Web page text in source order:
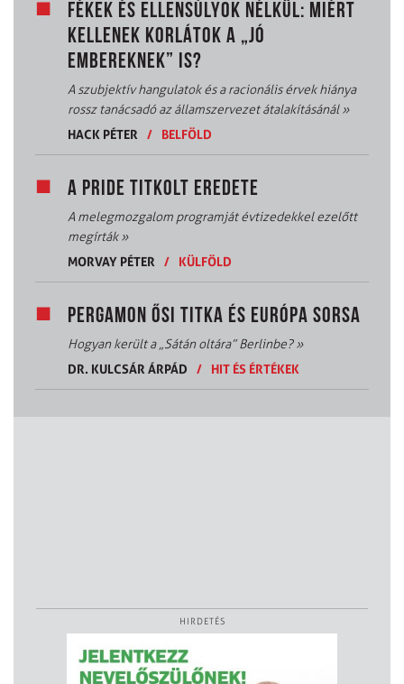
FÉKEK ÉS ELLENSÚLYOK NÉLKÜL: MIÉRT
KELLENEK KORLÁTOK A „JÓ
EMBEREKNEK” IS?
A szubjektív hangulatok és a racionális érvek hiánya
rossz tanácsadó az államszervezet átalakításánál»
HACK PÉTER / BELFÖLD
A PRIDE TITKOLT EREDETE
A melegmozgalom programját évtizedekkel ezelőtt
megírták»
MORVAY PÉTER / KÜLFÖLD
PERGAMON ŐSI TITKA ÉS EURÓPA SORSA
Hogyan került a „Sátán oltára” Berlinbe?»
DR. KULCSÁR ÁRPÁD
/ HIT ÉS ÉRTÉKEK
HIRDETÉS